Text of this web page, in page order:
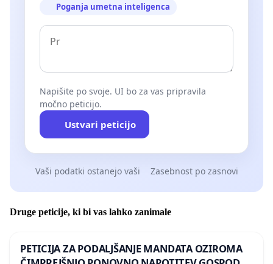
Poganja umetna inteligenca
Napišite po svoje. UI bo za vas pripravila
močno peticijo.
Ustvari peticijo
Vaši podatki ostanejo vaši Zasebnost po zasnovi
Druge peticije, ki bi vas lahko zanimale
PETICIJA ZA PODALJŠANJE MANDATA OZIROMA